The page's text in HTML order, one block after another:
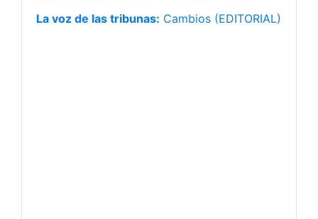
La voz de las tribunas: Cambios (EDITORIAL)